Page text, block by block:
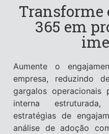
Transforme
365 em
Aumente o
empresa, reduzindo
gargalos operacionais
interna
estratégias de
análise de adoção